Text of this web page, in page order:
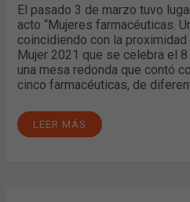
El pasado 3 de marzo tuvo
acto “Mujeres farmacéuticas.
coincidiendo con la
Mujer 2021 que se celebra el
una mesa redonda que contó
cinco farmacéuticas, de
LEER MÁS